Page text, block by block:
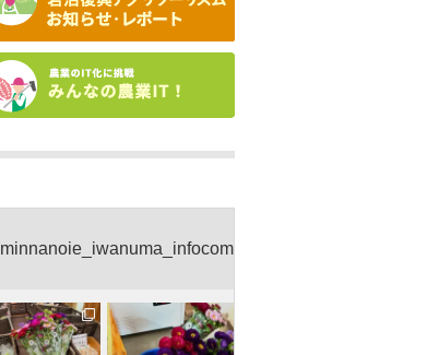
minnanoie_iwanuma_infocom